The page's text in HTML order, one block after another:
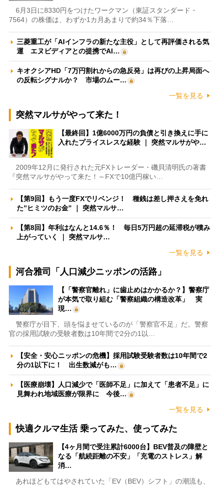
6月3日に8330円をつけたワークマン（東証スタンダード・
7564）の株価は、わずか1カ月あまりで約34％下落…
三菱重工が「AIインフラの新たな主役」として再評価される気
運 エヌビディアとの提携でAI…
キオクシアHD「7万円割れからの急反発」は再びの上昇局面へ
の反転シグナルか？ 市場のムー…
一覧を見る
突然マルサがやって来た！
【最終回】1億6000万円の負債と引き換えに手に
入れたプライスレスな経験 ｜ 突然マルサがや…
2009年12月に発行された元FXトレーダー・磯貝清明氏の著書
『突然マルサがやって来た！～FXで10億円稼い…
【第9回】もう一度FXでリベンジ！ 種銭は差し押さえを免れ
た”ヒミツのお金” ｜ 突然マルサ…
【第8回】年利はなんと14.6％！ 毎日5万円超の延滞税が積み
上がっていく ｜ 突然マルサ…
一覧を見る
河合雅司「人口減少ニッポンの活路」
【「警察官離れ」に歯止めはかかるか？】警察庁
が本気で取り組む「警察組織の構造改革」 実
現…
警察庁が目下、頭を悩ませているのが「警察官不足」だ。警察
官の採用試験の受験者数は10年間で2分の1以…
【安全・安心ニッポンの危機】採用試験受験者数は10年間で2
分の1以下に！ 出生数減がも…
【医療崩壊】人口減少で「医師不足」に加えて「患者不足」に
見舞われ地域医療が限界に 今後…
一覧を見る
快適クルマ生活 乗ってみた、使ってみた
【4ヶ月間で受注累計6000台】BEV普及の障壁と
なる「航続距離の不安」「充電のストレス」解
消…
あれほどもてはやされていた「EV（BEV）シフト」の潮流も、